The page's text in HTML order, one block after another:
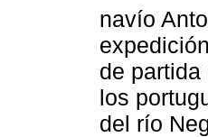
navío
de
los
del río